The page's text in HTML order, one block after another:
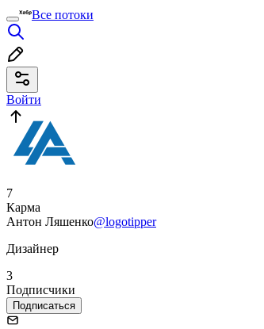
Все потоки
Войти
7
Карма
Антон Ляшенко@logotipper
Дизайнер
3
Подписчики
Подписаться